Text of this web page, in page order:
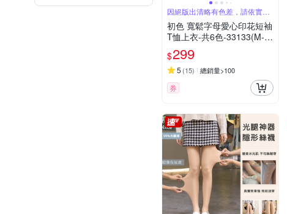
因絕版出清略有色差，請依實際
收到商品為主
初色 寬鬆字母愛心印花短袖
T恤上衣-共6色-33133(M-2
XL可選)
$299
5 (15) 總銷量>100
券